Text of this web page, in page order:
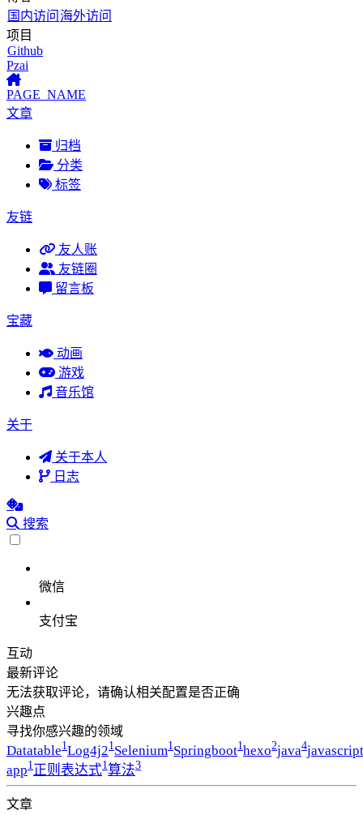
国内访问 海外访问
项目
Github
Pzai
PAGE_NAME
文章
归档
分类
标签
友链
友人账
友链圈
留言板
宝藏
动画
游戏
音乐馆
关于
关于本人
日志
搜索
微信
支付宝
互动
最新评论
无法获取评论，请确认相关配置是否正确
兴趣点
寻找你感兴趣的领域
Datatable1Log4j21Selenium1Springboot1hexo2java4javascript
app1正则表达式1算法3
文章